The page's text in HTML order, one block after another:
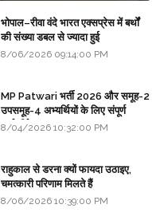
भोपाल–रीवा वंदे भारत एक्सप्रेस में बर्थों
की संख्या डबल से ज्यादा हुई
8/06/2026 09:14:00 PM
MP Patwari भर्ती 2026 और समूह-2
उपसमूह-4 अभ्यर्थियों के लिए संपूर्ण
मार्गदर्शिका
8/04/2026 10:32:00 PM
राहुकाल से डरना क्यों फायदा उठाइए,
चमत्कारी परिणाम मिलते हैं
8/06/2026 10:39:00 PM